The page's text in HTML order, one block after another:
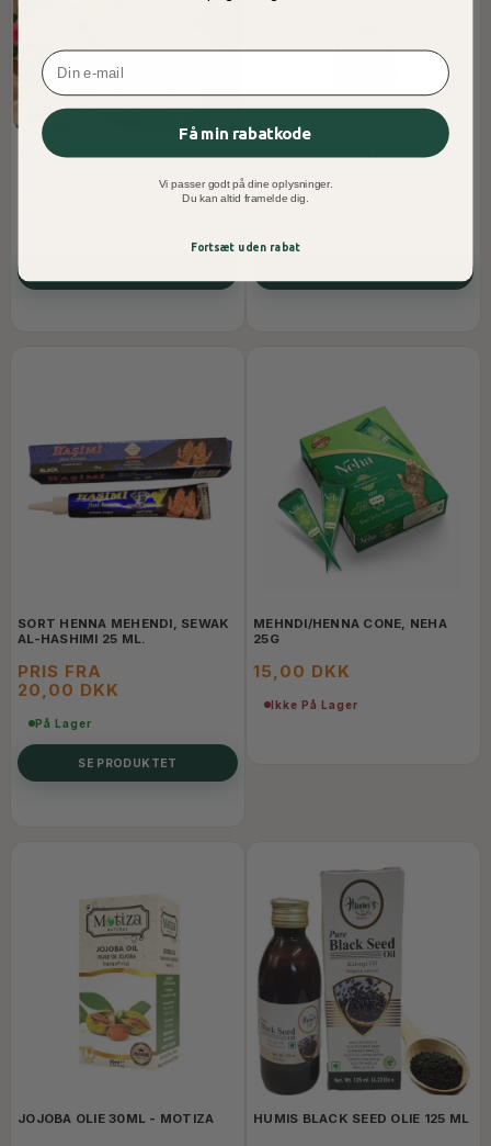
ROSEN EDDIKE, SOMPIN 500 ML ROSE WATER 50ML
20,00 DKK
SORT HENNA MEHENDI, SEWAK
AL-HASHIMI 25 ML.
PRIS FRA
20,00 DKK
På Lager
SE PRODUKTET
MEHNDI/HENNA CONE, NEHA
25G
15,00 DKK
Ikke På Lager
JOJOBA OLIE 30ML - MOTIZA HUMIS BLACK SEED OLIE 125 ML
Email
Få min rabatkode
Vi passer godt på dine oplysninger.
Du kan altid framelde dig.
Fortsæt uden rabat